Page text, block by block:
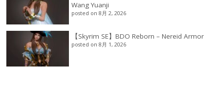
Wang Yuanji
posted on 8月 2, 2026
【Skyrim SE】BDO Reborn – Nereid Armor
posted on 8月 1, 2026